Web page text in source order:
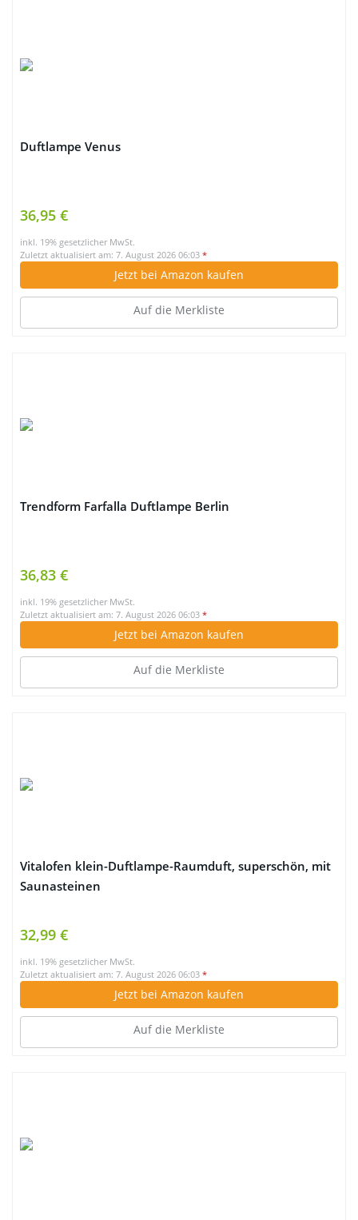
Duftlampe Venus
36,95 €
inkl. 19% gesetzlicher MwSt.
Zuletzt aktualisiert am: 7. August 2026 06:03 *
Jetzt bei Amazon kaufen
Auf die Merkliste
Trendform Farfalla Duftlampe Berlin
36,83 €
inkl. 19% gesetzlicher MwSt.
Zuletzt aktualisiert am: 7. August 2026 06:03 *
Jetzt bei Amazon kaufen
Auf die Merkliste
Vitalofen klein-Duftlampe-Raumduft, superschön, mit
Saunasteinen
32,99 €
inkl. 19% gesetzlicher MwSt.
Zuletzt aktualisiert am: 7. August 2026 06:03 *
Jetzt bei Amazon kaufen
Auf die Merkliste